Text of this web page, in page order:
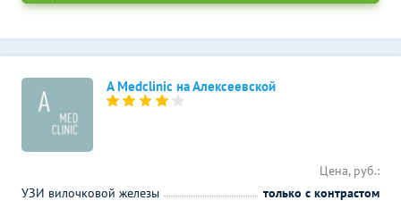
A Medclinic на Алексеевской
Цена, руб.:
УЗИ вилочковой железы
только с контрастом